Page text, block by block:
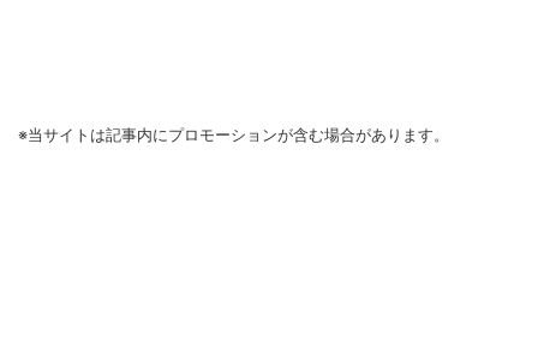
※当サイトは記事内にプロモーションが含む場合があります。